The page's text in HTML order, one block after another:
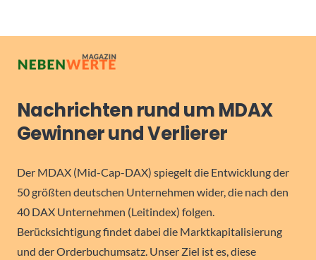
Nachrichten rund um MDAX
Gewinner und Verlierer
Der MDAX (Mid-Cap-DAX) spiegelt die Entwicklung der
50 größten deutschen Unternehmen wider, die nach den
40 DAX Unternehmen (Leitindex) folgen.
Berücksichtigung findet dabei die Marktkapitalisierung
und der Orderbuchumsatz. Unser Ziel ist es, diese